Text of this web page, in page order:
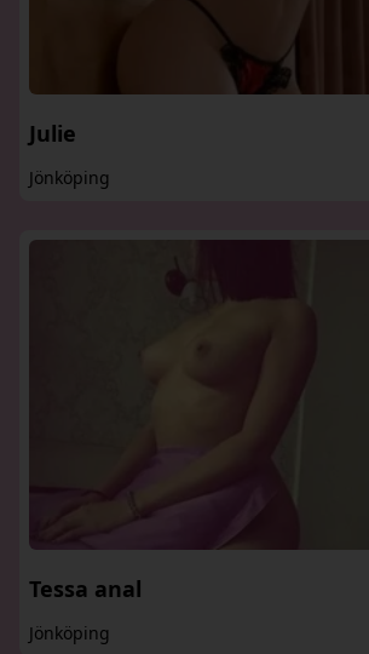
Julie
Jönköping
Tessa anal
Jönköping